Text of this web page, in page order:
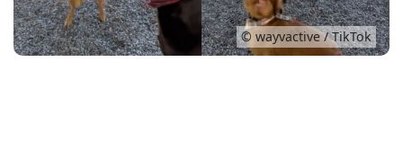
© wayvactive / TikTok